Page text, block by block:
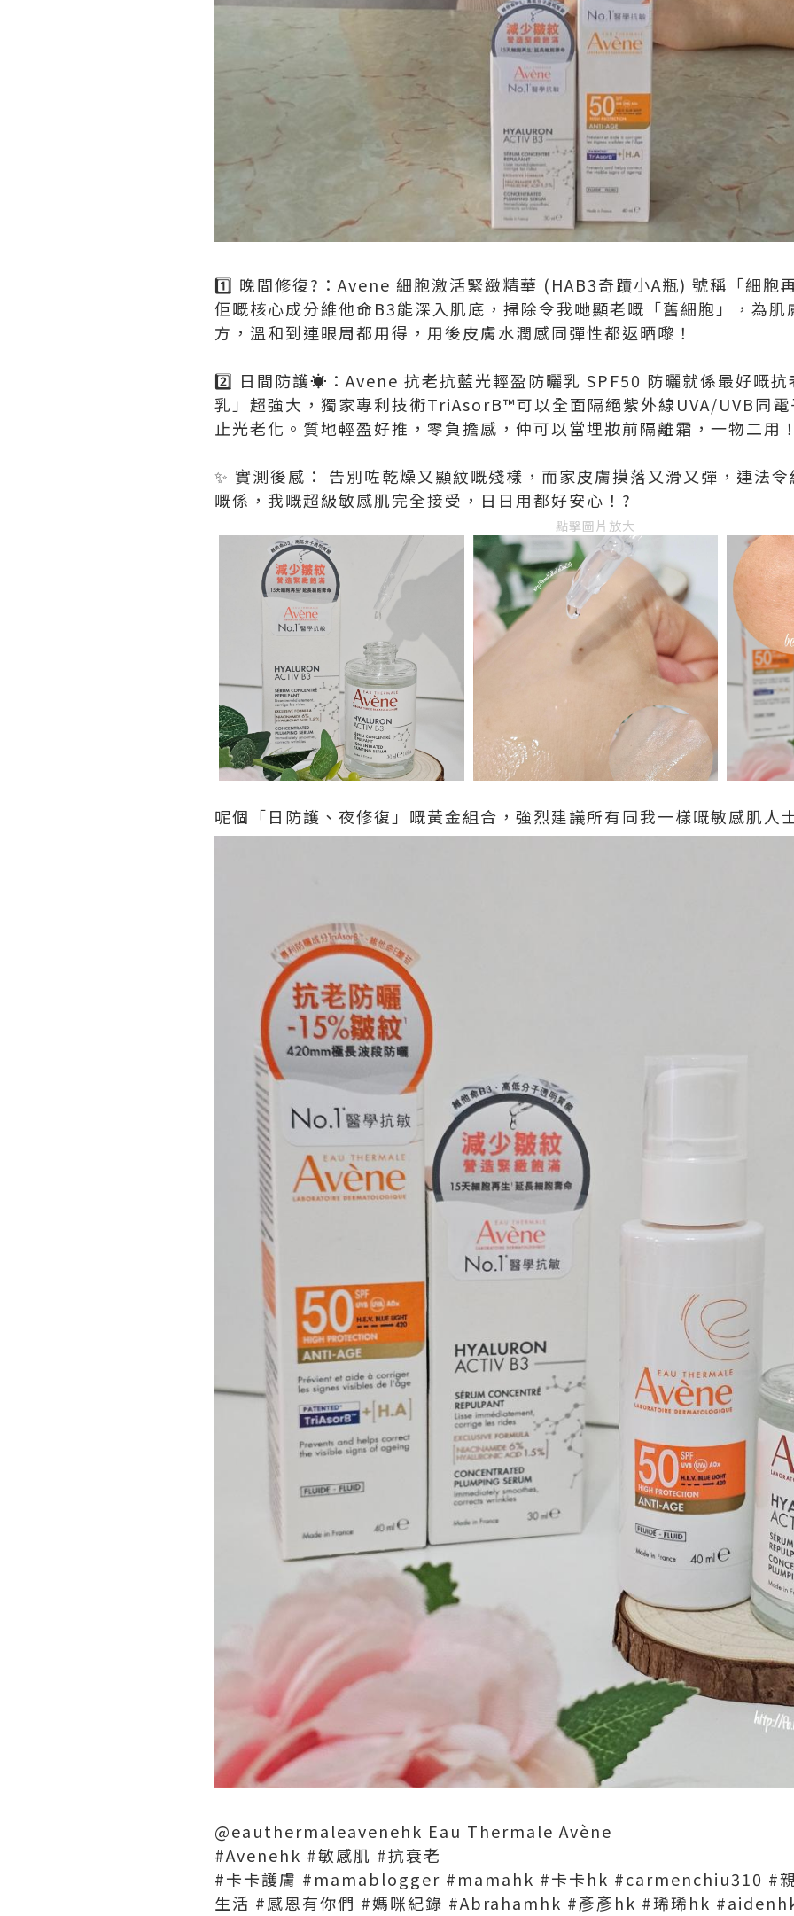
1️⃣ 晚間修復?：Avene 細胞激活緊緻精華 (HAB3奇蹟小A瓶) 號稱「細胞
佢嘅核心成分維他命B3能深入肌底，掃除令我哋顯老嘅「舊細胞」，為
方，溫和到連眼周都用得，用後皮膚水潤感同彈性都返晒嚟！
2️⃣ 日間防護☀️：Avene 抗老抗藍光輕盈防曬乳 SPF50 防曬就係最好嘅抗
乳」超強大，獨家專利技術TriAsorB™可以全面隔絕紫外線UVA/UVB同
止光老化。質地輕盈好推，零負擔感，仲可以當埋妝前隔離霜，一物二用
✨ 實測後感： 告別咗乾燥又顯紋嘅殘樣，而家皮膚摸落又滑又彈，連法
嘅係，我嘅超級敏感肌完全接受，日日用都好安心！?
點擊圖片放大
呢個「日防護、夜修復」嘅黃金組合，強烈建議所有同我一樣嘅敏感肌人
@eauthermaleavenehk Eau Thermale Avène
#Avenehk #敏感肌 #抗衰老
#卡卡護膚 #mamablogger #mamahk #卡卡hk #carmenchiu310 #
生活 #感恩有你們 #媽咪紀錄 #Abrahamhk #彥彥hk #琋琋hk